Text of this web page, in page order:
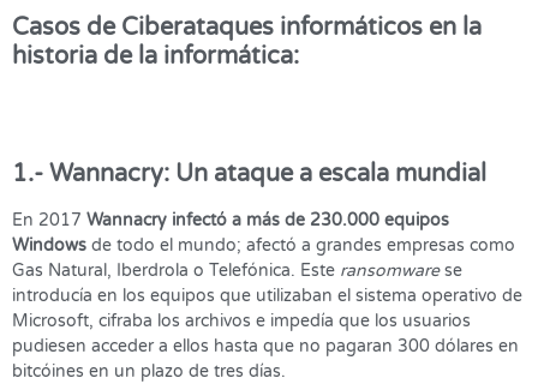
Casos de Ciberataques informáticos en la
historia de la informática:
1.- Wannacry: Un ataque a escala mundial
En 2017 Wannacry infectó a más de 230.000 equipos
Windows de todo el mundo; afectó a grandes empresas como
Gas Natural, Iberdrola o Telefónica. Este ransomwarese
introducía en los equipos que utilizaban el sistema operativo de
Microsoft, cifraba los archivos e impedía que los usuarios
pudiesen acceder a ellos hasta que no pagaran 300 dólares en
bitcóines en un plazo de tres días.